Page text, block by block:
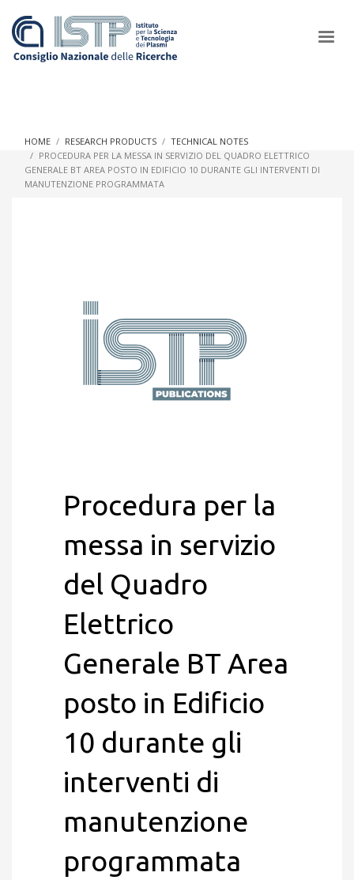
In a world increasingly facing new challenges at the forefront of
HOME RESEARCH PRODUCTS
TECHNICAL NOTES
PROCEDURA PER LA MESSA IN SERVIZIO DEL QUADRO ELETTRICO
GENERALE BT AREA POSTO IN EDIFICIO 10 DURANTE GLI INTERVENTI DI
MANUTENZIONE PROGRAMMATA
Procedura per la
messa in servizio
del Quadro
Elettrico
Generale BT Area
posto in Edificio
10 durante gli
interventi di
manutenzione
programmata